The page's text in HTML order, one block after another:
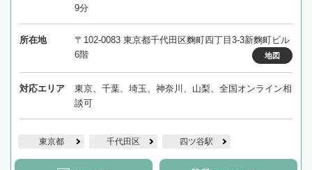
9分
所在地
〒102-0083 東京都千代田区麴町四丁目3-3新麴町ビル
6階
地図
対応エリア
東京、千葉、埼玉、神奈川、山梨、全国オンライン相
談可
東京都 千代田区 四ツ谷駅